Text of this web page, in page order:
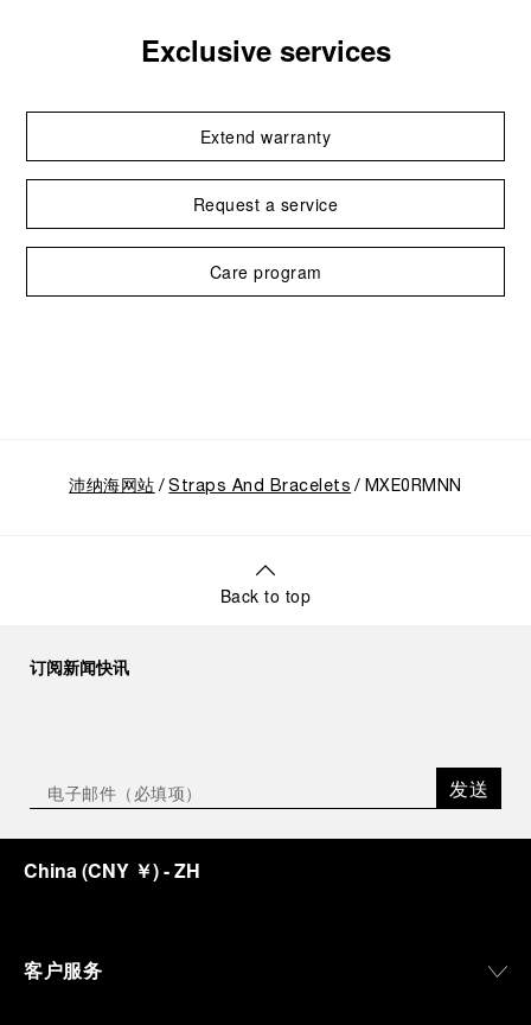
Exclusive services
Extend warranty
Request a service
Care program
沛纳海网站 Straps And Bracelets MXE0RMNN
Back to top
订阅新闻快讯
发送
China(CNY ￥)- ZH
客户服务